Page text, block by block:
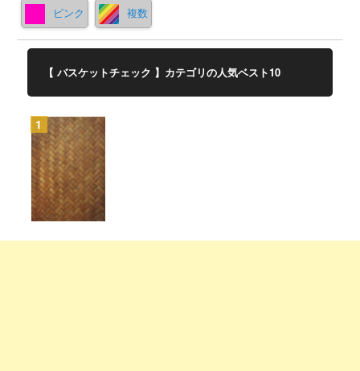
ピンク 複数
【 バスケットチェック 】カテゴリの人気ベスト10